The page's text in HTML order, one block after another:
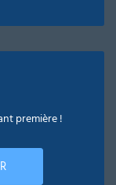
première !